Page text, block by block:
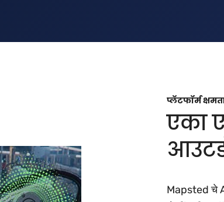
प्लॅटफॉर्म
एका
Mapsted चे